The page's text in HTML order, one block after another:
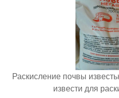
Раскисление почвы
извести для